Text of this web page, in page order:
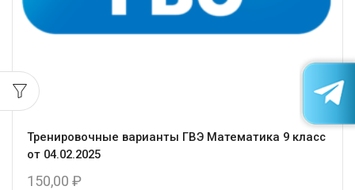
Тренировочные варианты ГВЭ Математика 9 класс
от 04.02.2025
150,00 ₽